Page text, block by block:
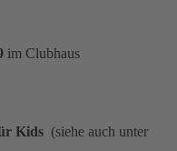
im Clubhaus
Kids (siehe auch unter